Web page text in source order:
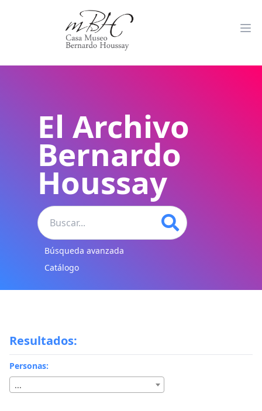
El Archivo
Bernardo
Houssay
Búsqueda avanzada
Catálogo
Resultados:
Personas:
...